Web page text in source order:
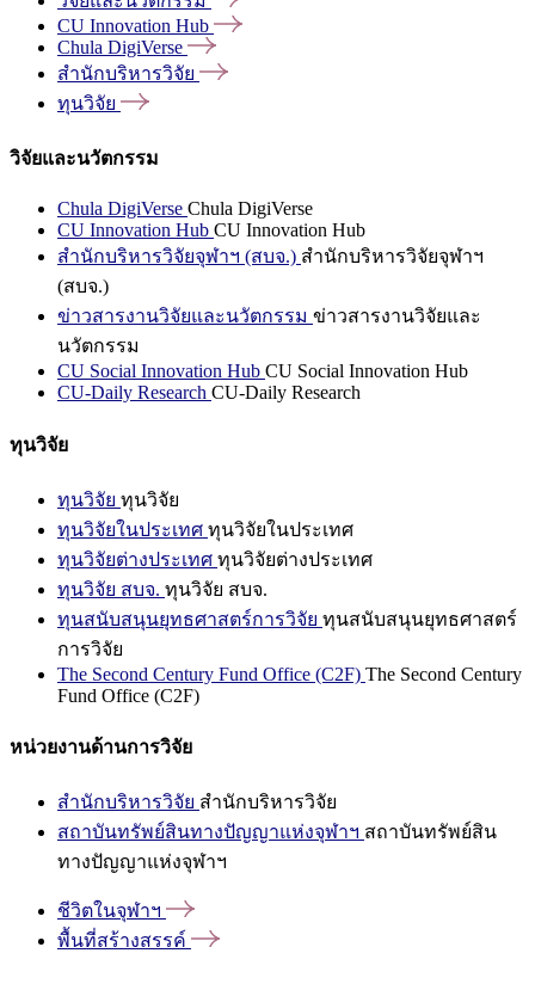
CU Innovation Hub
Chula DigiVerse
สำนักบริหารวิจัย
ทุนวิจัย
วิจัยและนวัตกรรม
Chula DigiVerse Chula DigiVerse
CU Innovation Hub CU Innovation Hub
สำนักบริหารวิจัยจุฬาฯ (สบจ.) สำนักบริหารวิจัยจุฬาฯ
(สบจ.)
ข่าวสารงานวิจัยและนวัตกรรม ข่าวสารงานวิจัยและ
นวัตกรรม
CU Social Innovation Hub CU Social Innovation Hub
CU-Daily Research CU-Daily Research
ทุนวิจัย
ทุนวิจัย ทุนวิจัย
ทุนวิจัยในประเทศ ทุนวิจัยในประเทศ
ทุนวิจัยต่างประเทศ ทุนวิจัยต่างประเทศ
ทุนวิจัย สบจ. ทุนวิจัย สบจ.
ทุนสนับสนุนยุทธศาสตร์การวิจัย ทุนสนับสนุนยุทธศาสตร์
การวิจัย
The Second Century Fund Office (C2F) The Second Century
Fund Office (C2F)
หน่วยงานด้านการวิจัย
สำนักบริหารวิจัย สำนักบริหารวิจัย
สถาบันทรัพย์สินทางปัญญาแห่งจุฬาฯ สถาบันทรัพย์สิน
ทางปัญญาแห่งจุฬาฯ
ชีวิตในจุฬาฯ
พื้นที่สร้างสรรค์